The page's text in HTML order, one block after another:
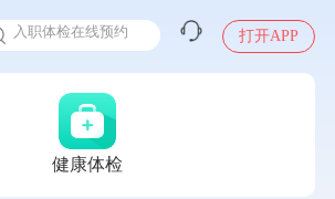
甲状腺癌怎么筛查
打开APP
健康体检
潘*
购买了美的1.5L电热水壶HJ1522
林**
成功预约糖尿病强化体检套餐
成功预约了女性VIP体检套餐
成功预约了女性VIP体检套餐
购买了联创雅斯奶锅DF-CP103M